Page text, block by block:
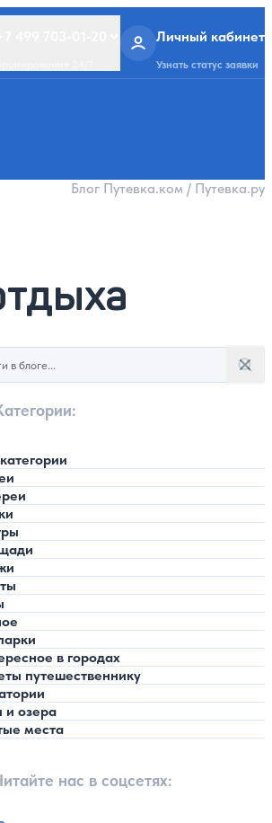
Личный кабинет
Узнать статус заявки
Блог Путевка.ком / Путевка.ру
нас в соцсетях:
в городах
путешественнику
и озера
места